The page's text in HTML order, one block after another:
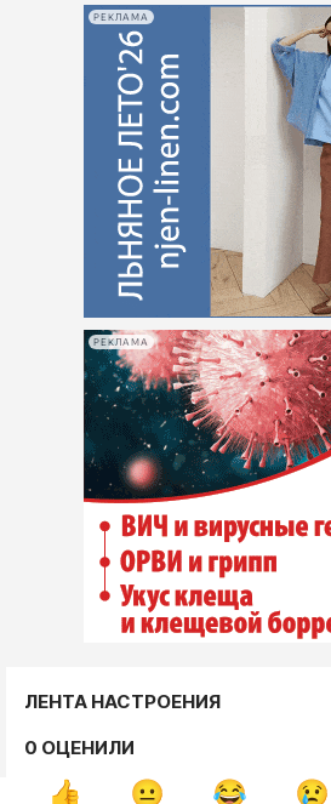
РЕКЛАМА
РЕКЛАМА
ЛЕНТА НАСТРОЕНИЯ
0 ОЦЕНИЛИ